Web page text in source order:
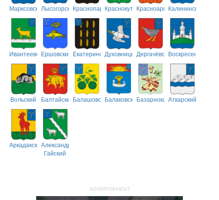
МарксовскийЛысогорскийКраснопартизанский
КраснокутскийКрасноармейский
Калининский
ИвантеевскийЕршовский ЕкатериновскийДуховницкийДергачёвскийВоскресенский
Вольский БалтайскийБалашовскийБалаковскийБазарнокарабулакский
Аткарский
АркадакскийАлександрово-
Гайский
ADVERTISEMENT